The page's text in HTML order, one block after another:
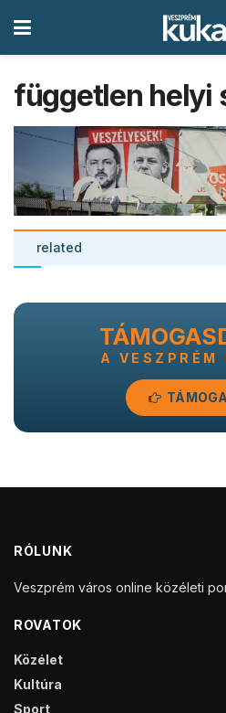
független helyi
related
A VESZPRÉM
RÓLUNK
Veszprém város online közéleti
ROVATOK
Közélet
Kultúra
Sport